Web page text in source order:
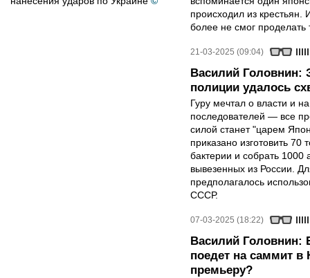
происходил из крестьян.
более не смог проделать
21-03-2025 (09:04)
Василий Головнин:
полиции удалось
Гуру мечтал о власти и
последователей — все
силой станет "царем
приказано изготовить
бактерии и собрать 1000
вывезенных из России.
предполагалось
СССР.
07-03-2025 (18:22)
Василий Головнин:
поедет на саммит в
премьеру?